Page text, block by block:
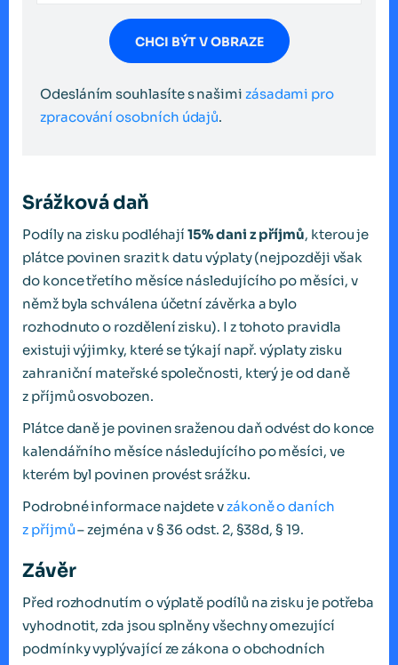
CHCI BÝT V OBRAZE
Odesláním souhlasíte s našimi zásadami pro
zpracování osobních údajů.
Srážková daň
Podíly na zisku podléhají15% dani z příjmů, kterou je
plátce povinen srazit k datu výplaty (nejpozději však
do konce třetího měsíce následujícího po měsíci, v
němž byla schválena účetní závěrka a bylo
rozhodnuto o rozdělení zisku). I z tohoto pravidla
existuji výjimky, které se týkají např. výplaty zisku
zahraniční mateřské společnosti, který je od daně
z příjmů osvobozen.
Plátce daně je povinen sraženou daň odvést do konce
kalendářního měsíce následujícího po měsíci, ve
kterém byl povinen provést srážku.
Podrobné informace najdete vzákoně o daních
z příjmů– zejména v § 36 odst. 2, §38d, § 19.
Závěr
Před rozhodnutím o výplatě podílů na zisku je potřeba
vyhodnotit, zda jsou splněny všechny omezující
podmínky vyplývající ze zákona o obchodních